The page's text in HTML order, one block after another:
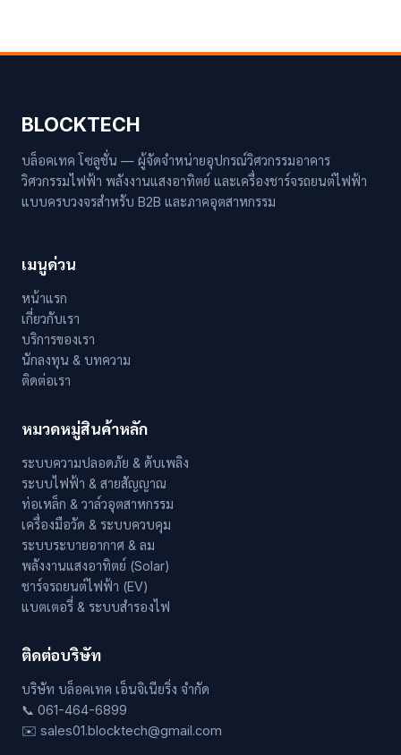
BLOCKTECH
บล็อคเทค โซลูชั่น — ผู้จัดจำหน่ายอุปกรณ์วิศวกรรมอาคาร
วิศวกรรมไฟฟ้า พลังงานแสงอาทิตย์ และเครื่องชาร์จรถยนต์ไฟฟ้า
แบบครบวงจรสำหรับ B2B และภาคอุตสาหกรรม
เมนูด่วน
หน้าแรก
เกี่ยวกับเรา
บริการของเรา
นักลงทุน & บทความ
ติดต่อเรา
หมวดหมู่สินค้าหลัก
ระบบความปลอดภัย & ดับเพลิง
ระบบไฟฟ้า & สายสัญญาณ
ท่อเหล็ก & วาล์วอุตสาหกรรม
เครื่องมือวัด & ระบบควบคุม
ระบบระบายอากาศ & ลม
พลังงานแสงอาทิตย์ (Solar)
ชาร์จรถยนต์ไฟฟ้า (EV)
แบตเตอรี่ & ระบบสำรองไฟ
ติดต่อบริษัท
บริษัท บล็อคเทค เอ็นจิเนียริ่ง จำกัด
📞 061-464-6899
✉️ sales01.blocktech@gmail.com